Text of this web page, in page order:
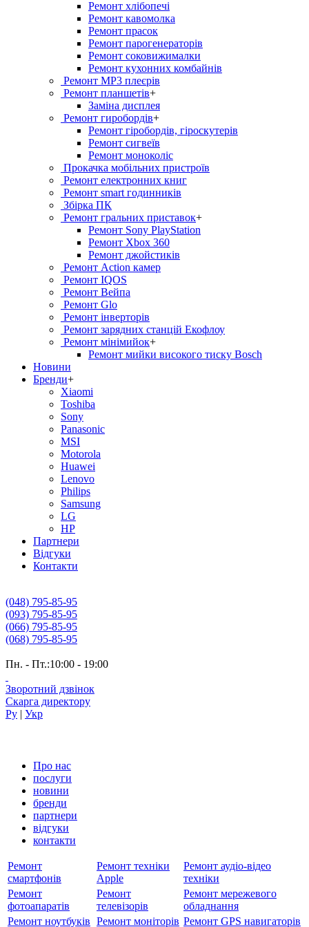
Ремонт хлiбопечi
Ремонт кавомолка
Ремонт прасок
Ремонт парогенераторiв
Ремонт соковижималки
Ремонт кухонних комбайнів
Ремонт MP3 плеєрів
Ремонт планшетів+
Заміна дисплея
Ремонт гиробордiв+
Ремонт гіробордів, гіроскутерів
Ремонт сигвеїв
Ремонт моноколіс
Прокачка мобільних пристроїв
Ремонт електронних книг
Ремонт smart годинників
Збірка ПК
Ремонт гральних приставок+
Ремонт Sony PlayStation
Ремонт Xbox 360
Ремонт джойстиків
Ремонт Action камер
Ремонт IQOS
Ремонт Вейпа
Ремонт Glo
Ремонт інверторів
Ремонт зарядних станцій Екофлоу
Ремонт мiнiмийок+
Ремонт мийки високого тиску Bosch
Новини
Бренди+
Xiaomi
Toshiba
Sony
Panasonic
MSI
Motorola
Huawei
Lenovo
Philips
Samsung
LG
HP
Партнери
Вiдгуки
Контакти
(048) 795-85-95
(093) 795-85-95
(066) 795-85-95
(068) 795-85-95
Пн. - Пт.:10:00 - 19:00
Зворотний дзвінок
Скарга директору
Ру | Укр
Про нас
послуги
новини
бренди
партнери
вiдгуки
контакти
Ремонт
смартфонів
Ремонт техніки
Apple
Ремонт аудіо-відео
техніки
Ремонт
фотоапаратів
Ремонт
телевізорів
Ремонт мережевого
обладнання
Ремонт ноутбуків Ремонт моніторів Ремонт GPS навигаторів